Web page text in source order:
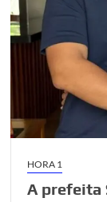
HORA 1
A prefeita